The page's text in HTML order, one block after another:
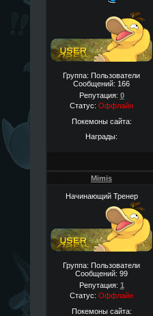
Группа: Пользователи
Сообщений: 166
Репутация: 0
Статус: Оффлайн
Покемоны сайта:
Награды:
Mimis
Начинающий Тренер
Группа: Пользователи
Сообщений: 99
Репутация: 1
Статус: Оффлайн
Покемоны сайта: